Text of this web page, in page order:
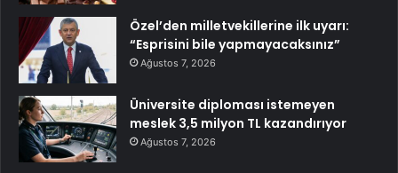
Özel’den milletvekillerine ilk uyarı:
“Esprisini bile yapmayacaksınız”
Ağustos 7, 2026
Üniversite diploması istemeyen
meslek 3,5 milyon TL kazandırıyor
Ağustos 7, 2026